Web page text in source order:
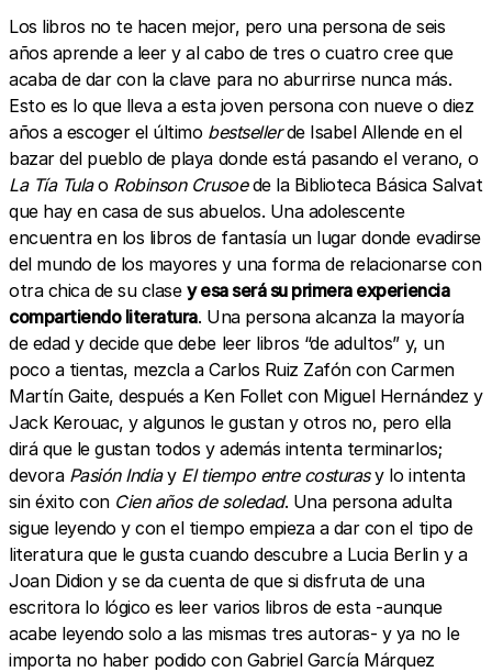
Los libros no te hacen mejor, pero una persona de seis
años aprende a leer y al cabo de tres o cuatro cree que
acaba de dar con la clave para no aburrirse nunca más.
Esto es lo que lleva a esta joven persona con nueve o diez
años a escoger el último bestsellerde Isabel Allende en el
bazar del pueblo de playa donde está pasando el verano, o
La Tía Tulao Robinson Crusoede la Biblioteca Básica Salvat
que hay en casa de sus abuelos. Una adolescente
encuentra en los libros de fantasía un lugar donde evadirse
del mundo de los mayores y una forma de relacionarse con
otra chica de su clase y esa será su primera experiencia
compartiendo literatura. Una persona alcanza la mayoría
de edad y decide que debe leer libros “de adultos” y, un
poco a tientas, mezcla a Carlos Ruiz Zafón con Carmen
Martín Gaite, después a Ken Follet con Miguel Hernández y
Jack Kerouac, y algunos le gustan y otros no, pero ella
dirá que le gustan todos y además intenta terminarlos;
devora Pasión Indiay El tiempo entre costurasy lo intenta
sin éxito con Cien años de soledad. Una persona adulta
sigue leyendo y con el tiempo empieza a dar con el tipo de
literatura que le gusta cuando descubre a Lucia Berlin y a
Joan Didion y se da cuenta de que si disfruta de una
escritora lo lógico es leer varios libros de esta -aunque
acabe leyendo solo a las mismas tres autoras- y ya no le
importa no haber podido con Gabriel García Márquez